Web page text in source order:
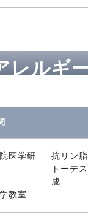
レルギ
医学研
教室
抗リン
トーデ
成